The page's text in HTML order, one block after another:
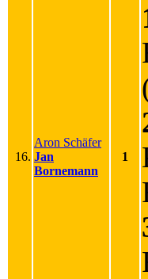
16.
Aron Schäfer
Jan
Bornemann
1